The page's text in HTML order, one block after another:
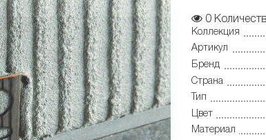
0
Коллекция
Артикул
Бренд
Страна
Тип
Цвет
Материал